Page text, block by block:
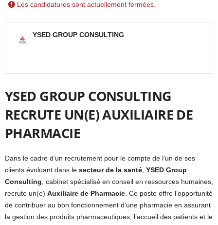
Les candidatures sont actuellement fermées.
YSED GROUP CONSULTING
YSED GROUP CONSULTING
RECRUTE UN(E) AUXILIAIRE DE
PHARMACIE
Dans le cadre d’un recrutement pour le compte de l’un de ses
clients évoluant dans le secteur de la santé YSED Group
Consulting , cabinet spécialisé en conseil en ressources humaines,
recrute un(e) Auxiliaire de Pharmacie . Ce poste offre l’opportunité
de contribuer au bon fonctionnement d’une pharmacie en assurant
la gestion des produits pharmaceutiques, l’accueil des patients et le